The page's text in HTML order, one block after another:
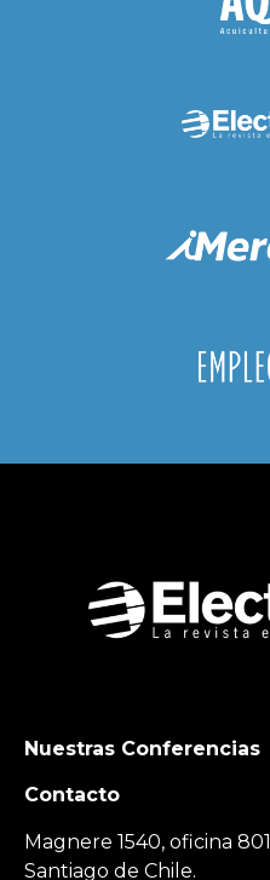
Nuestras Conferencias
Contacto
Magnere 1540, oficina
Santiago de Chile.